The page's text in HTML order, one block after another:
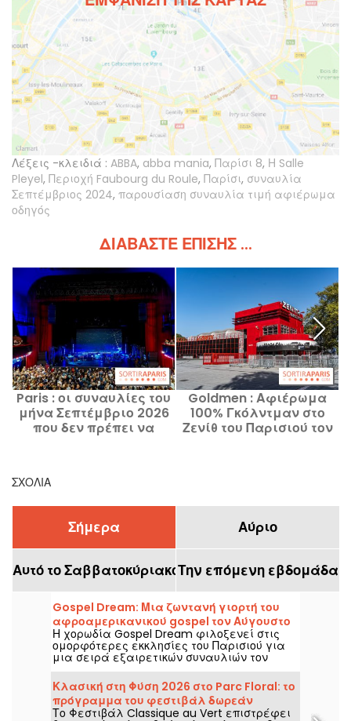
Λέξεις -κλειδιά : ABBA, abba mania, Παρίσι 8, Η Salle
Pleyel, Περιοχή Faubourg du Roule, Παρίσι, συναυλία
Σεπτέμβριος 2024, παρουσίαση συναυλία τιμή αφιέρωμα
οδηγός
ΔΙΑΒΆΣΤΕ ΕΠΊΣΗΣ ...
Paris : οι συναυλίες του
μήνα Σεπτέμβριο 2026
που δεν πρέπει να
Goldmen : Αφιέρωμα
100% Γκόλντμαν στο
Ζενίθ του Παρισιού τον
ΣΧΌΛΙΑ
Σήμερα Αύριο
Αυτό το ΣαββατοκύριακοΤην επόμενη εβδομάδα
Gospel Dream: Μια ζωντανή γιορτή του
αφροαμερικανικού gospel τον Αύγουστο
του 2026 στο Παρίσι
Η χορωδία Gospel Dream φιλοξενεί στις
ομορφότερες εκκλησίες του Παρισιού για
μια σειρά εξαιρετικών συναυλιών τον
Αύγουστο του 2026. Μια μοναδική μουσική
εμπειρία που γιορτάζει την ελπίδα, την
ενότητα και την ανθεκτικότητα μέσα από
τους αυθεντικούς ύμνους της
Αφροαμερικανικής Εκκλησίας.
Κλασική στη Φύση 2026 στο Parc Floral: το
πρόγραμμα του φεστιβάλ δωρεάν
συναυλιών
Το Φεστιβάλ Classique au Vert επιστρέφει